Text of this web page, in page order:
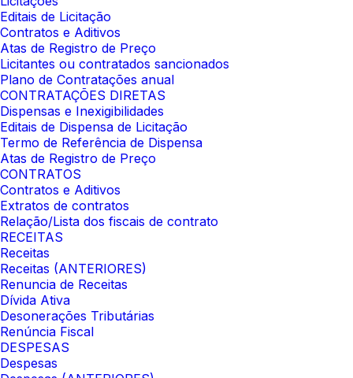
Editais de Licitação
Contratos e Aditivos
Atas de Registro de Preço
Licitantes ou contratados sancionados
Plano de Contratações anual
CONTRATAÇÕES DIRETAS
Dispensas e Inexigibilidades
Editais de Dispensa de Licitação
Termo de Referência de Dispensa
Atas de Registro de Preço
CONTRATOS
Contratos e Aditivos
Extratos de contratos
Relação/Lista dos fiscais de contrato
RECEITAS
Receitas
Receitas (ANTERIORES)
Renuncia de Receitas
Dívida Ativa
Desonerações Tributárias
Renúncia Fiscal
DESPESAS
Despesas